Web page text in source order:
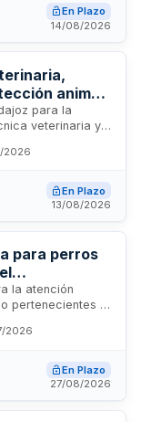
simplificado
calidad-precio.
En Plazo
14/08/2026
animal
para el
para la
veterinaria y
municipal,
la recogida
en el término
comprende
de fauna.
2026
En Plazo
13/08/2026
para perros
civil
la atención
pertenecientes a
de bomberos
de
utilizados en
2026
En Plazo
27/08/2026